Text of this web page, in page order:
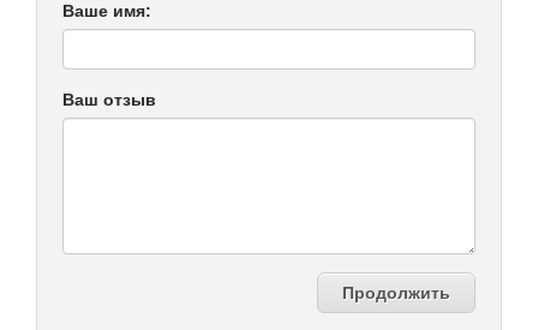
Ваше имя:
Ваш отзыв
Продолжить